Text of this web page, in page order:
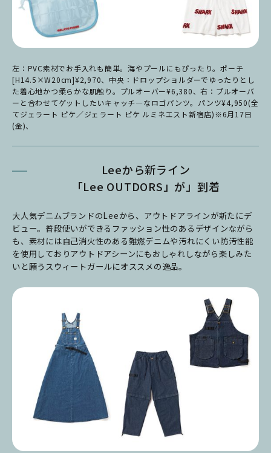
左：PVC素材でお手入れも簡単。海やプールにもぴったり。ポーチ
[H14.5×W20cm]¥2,970、中央：ドロップショルダーでゆったりとし
た着心地かつ柔らかな肌触り。プルオーバー¥6,380、右：プルオーバ
ーと合わせてゲットしたいキャッチ―なロゴパンツ。パンツ¥4,950(全
てジェラート ピケ／ジェラート ピケ ルミネエスト新宿店)※6月17日
(金)、
Leeから新ライン
「Lee OUTDORS」が」到着
大人気デニムブランドのLeeから、アウトドアラインが新たにデ
ビュー。普段使いができるファッション性のあるデザインながら
も、素材には自己消火性のある難燃デニムや汚れにくい防汚性能
を使用しておりアウトドアシーンにもおしゃれしながら楽しみた
いと願うスウィートガールにオススメの逸品。